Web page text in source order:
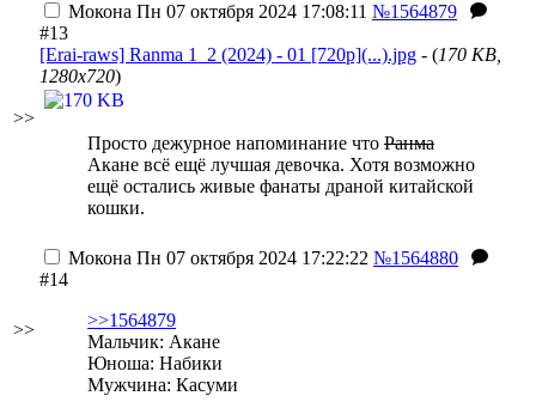
>>
Мокона Пн 07 октября 2024 17:08:11 №1564879
#13
[Erai-raws] Ranma 1_2 (2024) - 01 [720p](...).jpg - (170 KB,
1280x720)
Просто дежурное напоминание что Ранма
Акане всё ещё лучшая девочка. Хотя возможно
ещё остались живые фанаты драной китайской
кошки.
>>
Мокона Пн 07 октября 2024 17:22:22 №1564880
#14
>>1564879
Мальчик: Акане
Юноша: Набики
Мужчина: Касуми